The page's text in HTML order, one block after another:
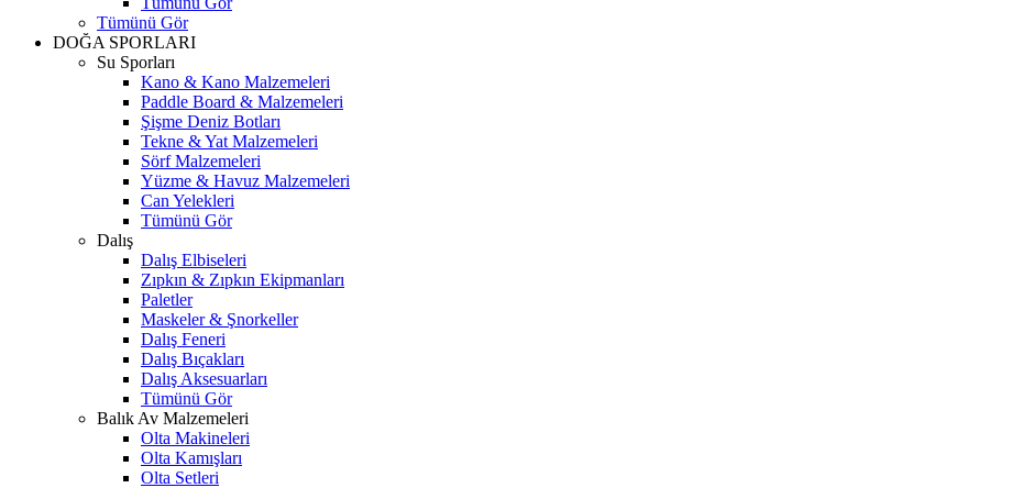
Tümünü Gör
DOĞA SPORLARI
Su Sporları
Kano & Kano Malzemeleri
Paddle Board & Malzemeleri
Şişme Deniz Botları
Tekne & Yat Malzemeleri
Sörf Malzemeleri
Yüzme & Havuz Malzemeleri
Can Yelekleri
Tümünü Gör
Dalış
Dalış Elbiseleri
Zıpkın & Zıpkın Ekipmanları
Paletler
Maskeler & Şnorkeller
Dalış Feneri
Dalış Bıçakları
Dalış Aksesuarları
Tümünü Gör
Balık Av Malzemeleri
Olta Makineleri
Olta Kamışları
Olta Setleri